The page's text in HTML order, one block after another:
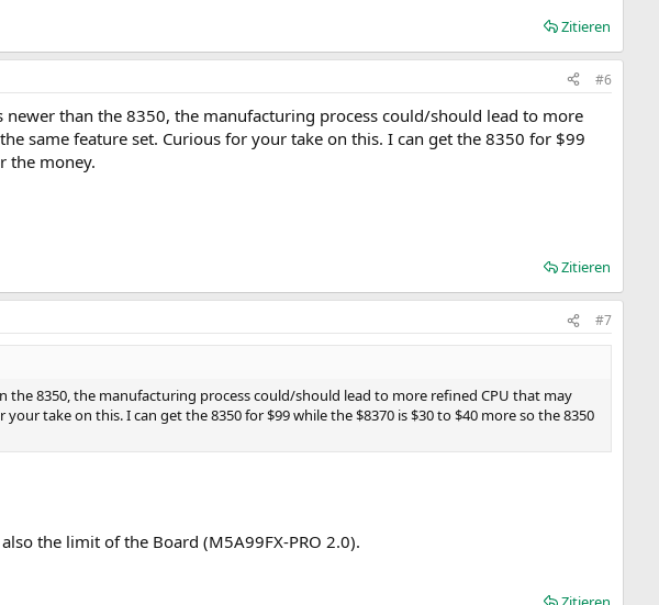
Zitieren
#6
than the 8350, the manufacturing process could/should lead to more
same feature set. Curious for your take on this. I can get the 8350 for $99
the money.
Zitieren
#7
8350, the manufacturing process could/should lead to more refined CPU that may
take on this. I can get the 8350 for $99 while the $8370 is $30 to $40 more so the 8350
the limit of the Board (M5A99FX-PRO 2.0).